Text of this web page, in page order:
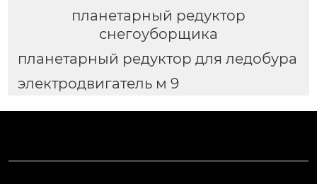
планетарный редуктор
снегоуборщика
планетарный редуктор для ледобура
электродвигатель м 9